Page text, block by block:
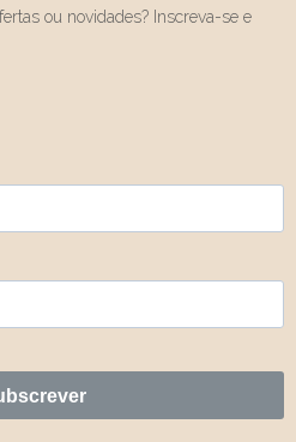
ou novidades? Inscreva-se e